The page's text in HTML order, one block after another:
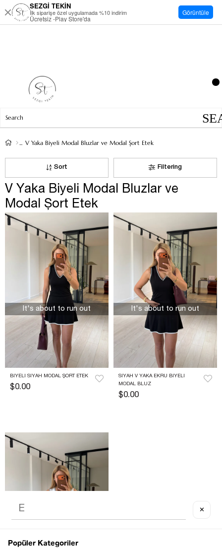
V Yaka Biyeli Modal Bluzlar ve Modal Şort Etek
Filtering
Sort
V Yaka Biyeli Modal Bluzlar ve
Modal Şort Etek
BIYELI SIYAH MODAL ŞORT ETEK
$0.00
It's about to run out
SIYAH V YAKA EKRU BIYELI
MODAL BLUZ
$0.00
It's about to run out
SEZGİ TEKİN
İlk siparişe özel uygulamada %10 indirim
Ücretsiz -Play Store'da
Görüntüle
✕
Popüler Kategoriler